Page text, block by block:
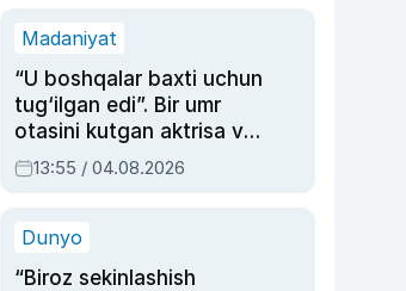
Madaniyat
“U boshqalar baxti uchun
tug‘ilgan edi”. Bir umr
otasini kutgan aktrisa va
dublyaj ustasi Rimma
Ahmedovaning
13:55 / 04.08.2026
Dunyo
“Biroz sekinlashish